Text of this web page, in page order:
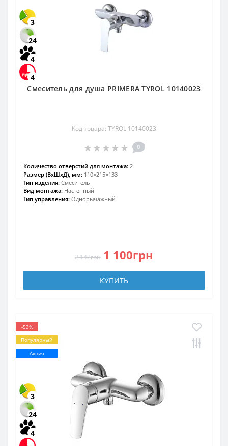
3
24
4
4
Смеситель для душа PRIMERA TYROL 10140023
Код товара: TYROL 10140023
0
Количество отверстий для монтажа: 2
Размер (ВхШхД), мм: 110×215×133
Тип изделия: Смеситель
Вид монтажа: Настенный
Тип управления: Однорычажный
2 142грн 1 100грн
КУПИТЬ
-53%
Популярный
Акция
3
24
4